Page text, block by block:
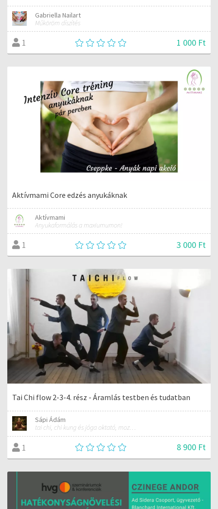
Gabriella Nailart
Műköröm díszítés
1 1 000 Ft
Aktívmami Core edzés anyukáknak
Aktívmami
Anyukaformálás a maxiumumon!
1 3 000 Ft
Tai Chi flow 2-3-4. rész - Áramlás testben és tudatban
Sápi Ádám
tai chi, chi kung és jóga oktató, mozgásterapeuta, buddhista tanító
1 8 900 Ft